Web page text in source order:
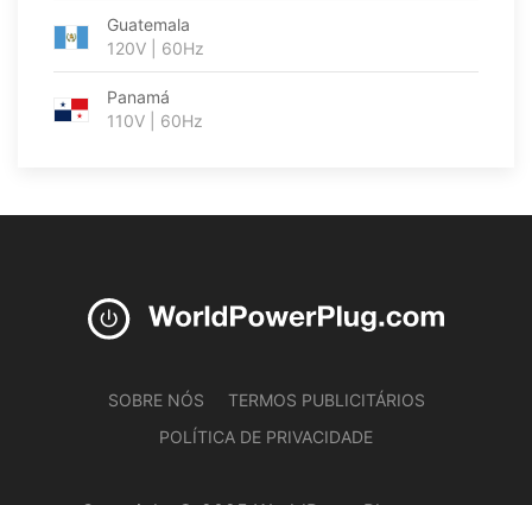
Guatemala
120V | 60Hz
Panamá
110V | 60Hz
SOBRE NÓS
TERMOS PUBLICITÁRIOS
POLÍTICA DE PRIVACIDADE